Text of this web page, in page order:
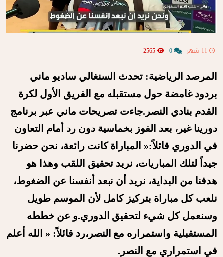
المرصد الرياضية: تحدث السنغالي ساديو ماني
بردود غامضة حول مستقبله مع الفريق الأول لكرة
القدم بنادي النصر.جاءت تصريحات ماني عبر برنامج
دورينا غير، بعد الفوز بخماسية دون رد أمام التعاون
في الدوري قائلاً:« المباراة كانت رائعة، نحن حضرنا
جيداً لتلك المباريات، نريد تحقيق اللقب وهذا هو
هدفنا من البداية، نريد أن نبعد أنفسنا عن الضغوط،
نلعب كل مباراة بتركيز كامل لأن الموسم طويل
وسنعمل كل شيء لتحقيق الدوري.و عن خططه
المستقبلية واستمراره مع النصر،رد قائلاً: « الله أعلم
في استمراري مع النصر.